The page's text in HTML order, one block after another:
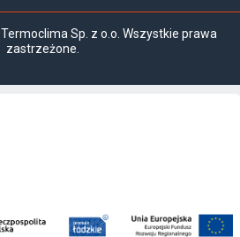
Sp. z o.o. Wszystkie prawa
zastrzeżone.